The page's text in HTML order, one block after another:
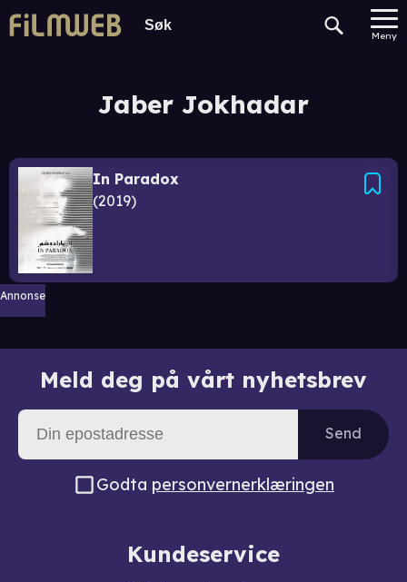
Meny
Jaber Jokhadar
In Paradox
2019
Annonse
Meld deg på vårt nyhetsbrev
Send
Godta personvernerklæringen
Kundeservice